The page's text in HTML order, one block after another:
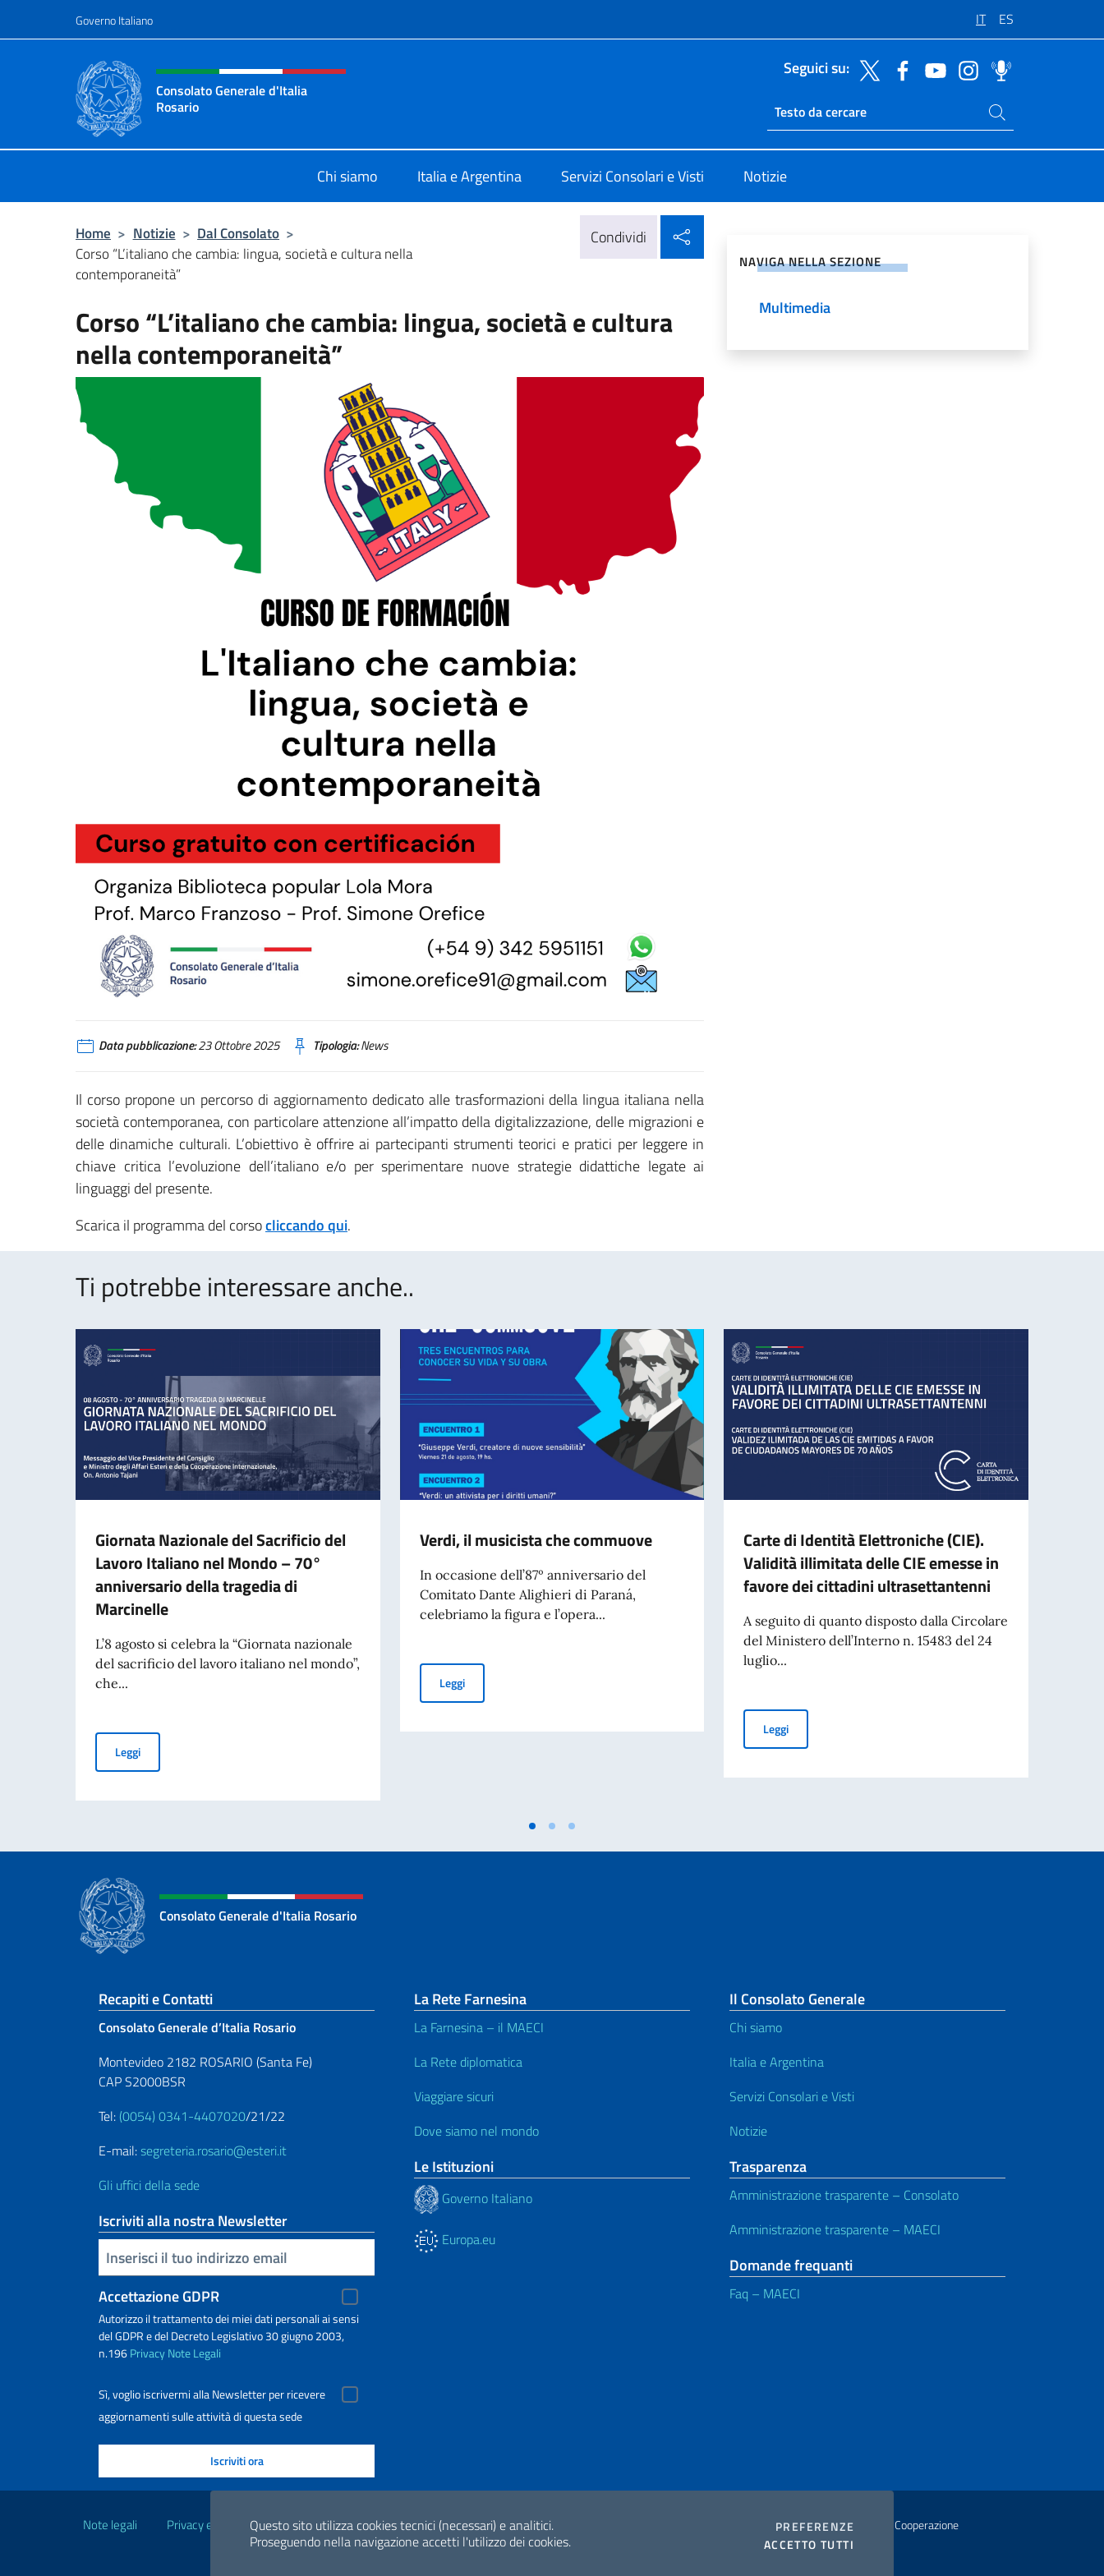
Questo sito utilizza cookies tecnici (necessari) e analitici.
Proseguendo nella navigazione accetti l'utilizzo dei cookies.
PREFERENZE COOKIES
ACCETTO TUTTI
Governo Italiano IT ES
Intestazione sito, social e menù
Consolato Generale d'Italia
Rosario
Seguici su:
Ricerca sito live
Cerca nel sito
Chi siamo Italia e Argentina Servizi Consolari e Visti Notizie
Home > Notizie > Dal Consolato >
Corso “L’italiano che cambia: lingua, società e cultura nella
contemporaneità”
Condividi
Corso “L’italiano che cambia: lingua, società e cultura
nella contemporaneità”
Data pubblicazione:23 Ottobre 2025 Tipologia:News
Il corso propone un percorso di aggiornamento dedicato alle trasformazioni della lingua italiana nella
società contemporanea, con particolare attenzione all’impatto della digitalizzazione, delle migrazioni e
delle dinamiche culturali. L’obiettivo è offrire ai partecipanti strumenti teorici e pratici per leggere in
chiave critica l’evoluzione dell’italiano e/o per sperimentare nuove strategie didattiche legate ai
linguaggi del presente.
Scarica il programma del corsocliccando qui.
NAVIGA NELLA SEZIONE
Multimedia
Ti potrebbe interessare anche..
Giornata Nazionale del Sacrificio del
Lavoro Italiano nel Mondo – 70°
anniversario della tragedia di
Marcinelle
L’8 agosto si celebra la “Giornata nazionale
del sacrificio del lavoro italiano nel mondo”,
che...
LeggiGiornata Nazionale del Sacrificio del Lavoro Italiano nel Mondo – 70° anniversario della tragedia di Marcinelle
Verdi, il musicista che commuove
In occasione dell’87º anniversario del
Comitato Dante Alighieri di Paraná,
celebriamo la figura e l’opera...
LeggiVerdi, il musicista che commuove
Carte di Identità Elettroniche (CIE).
Validità illimitata delle CIE emesse in
favore dei cittadini ultrasettantenni
A seguito di quanto disposto dalla Circolare
del Ministero dell’Interno n. 15483 del 24
luglio...
LeggiCarte di Identità Elettroniche (CIE). Validità illimitata delle CIE
Consolato Generale d'Italia Rosario
Sezione footer
Recapiti e Contatti
Consolato Generale d’Italia Rosario
Montevideo 2182 ROSARIO (Santa Fe)
CAP S2000BSR
Tel: (0054) 0341-4407020/21/22
E-mail:segreteria.rosario@esteri.it
Gli uffici della sede
Iscriviti alla nostra Newsletter
Inserisci la tua email
Accettazione GDPR
Autorizzo il trattamento dei miei dati personali ai sensi
del GDPR e del Decreto Legislativo 30 giugno 2003,
n.196PrivacyNote Legali
Sì, voglio iscrivermi alla Newsletter per ricevere
aggiornamenti sulle attività di questa sede
La Rete Farnesina
La Farnesina – il MAECI
La Rete diplomatica
Viaggiare sicuri
Dove siamo nel mondo
Le Istituzioni
Governo Italiano
Europa.eu
Il Consolato Generale
Chi siamo
Italia e Argentina
Servizi Consolari e Visti
Notizie
Trasparenza
Amministrazione trasparente – Consolato
Amministrazione trasparente – MAECI
Domande frequanti
Faq – MAECI
Note legali Privacy e cookie policy Dichiarazione di accessibilità
2026 Copyright Ministero degli Affari Esteri e della Cooperazione